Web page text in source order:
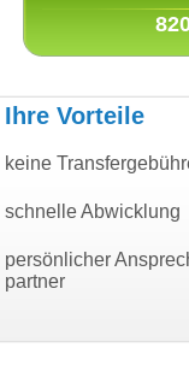
Schäfer
GmbH
"Ich bin
haben.
mein
Ihre Vorteile
keine
schnelle Abwicklung
persönlicher
partner